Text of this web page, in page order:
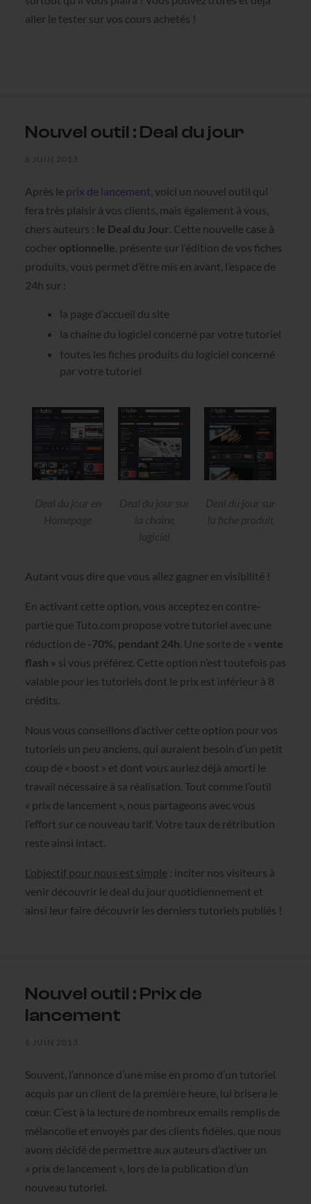
aller le tester sur vos cours achetés !
Nouvel outil : Deal du jour
6 JUIN 2013
Après le prix de lancement, voici un nouvel outil qui
fera très plaisir à vos clients, mais également à vous,
chers auteurs : le Deal du Jour. Cette nouvelle case à
cocher optionnelle, présente sur l’édition de vos fiches
produits, vous permet d’être mis en avant, l’espace de
24h sur :
la page d’accueil du site
la chaine du logiciel concerné par votre tutoriel
toutes les fiches produits du logiciel concerné
par votre tutoriel
Deal du jour en
Homepage
Deal du jour sur
la chaine
logiciel
Deal du jour sur
la fiche produit
Autant vous dire que vous allez gagner en visibilité !
En activant cette option, vous acceptez en contre-
partie que Tuto.com propose votre tutoriel avec une
réduction de -70%, pendant 24h. Une sorte de « vente
flash » si vous préférez. Cette option n’est toutefois pas
valable pour les tutoriels dont le prix est inférieur à 8
crédits.
Nous vous conseillons d’activer cette option pour vos
tutoriels un peu anciens, qui auraient besoin d’un petit
coup de « boost » et dont vous auriez déjà amorti le
travail nécessaire à sa réalisation. Tout comme l’outil
« prix de lancement », nous partageons avec vous
l’effort sur ce nouveau tarif. Votre taux de rétribution
reste ainsi intact.
L’objectif pour nous est simple: inciter nos visiteurs à
venir découvrir le deal du jour quotidiennement et
ainsi leur faire découvrir les derniers tutoriels publiés !
Nouvel outil : Prix de
lancement
6 JUIN 2013
Souvent, l’annonce d’une mise en promo d’un tutoriel
acquis par un client de la première heure, lui brisera le
cœur. C’est à la lecture de nombreux emails remplis de
mélancolie et envoyés par des clients fidèles, que nous
avons décidé de permettre aux auteurs d’activer un
« prix de lancement », lors de la publication d’un
nouveau tutoriel.